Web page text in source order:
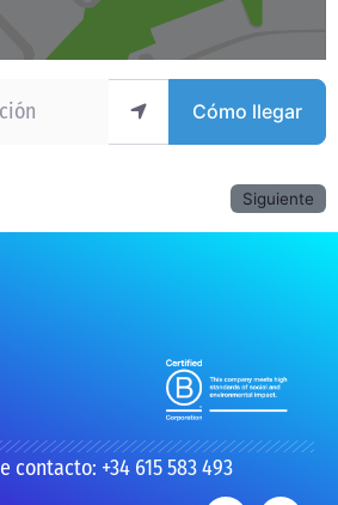
Cómo llegar
Siguiente
contacto: +34 615 583 493